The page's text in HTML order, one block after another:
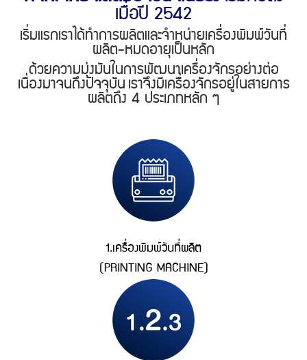
เมื่อปี 2542
เริ่มแรกเราได้ทำการผลิตและจำหน่ายเครื่องพิมพ์วันที่
ผลิต-หมดอายุเป็นหลัก
ด้วยความมุ่งมันในการพัฒนาเครื่องจักรอย่างต่อ
เนื่องมาจนถึงปัจจุบัน เราจึงมีเครื่องจักรอยู่ในสายการ
ผลิตถึง 4 ประเภทหลัก ๆ
1.เครื่องพิมพ์วันที่ผลิต
(PRINTING MACHINE)